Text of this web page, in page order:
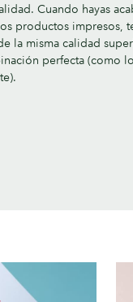
Cuando hayas
productos impresos,
la misma calidad
perfecta (como